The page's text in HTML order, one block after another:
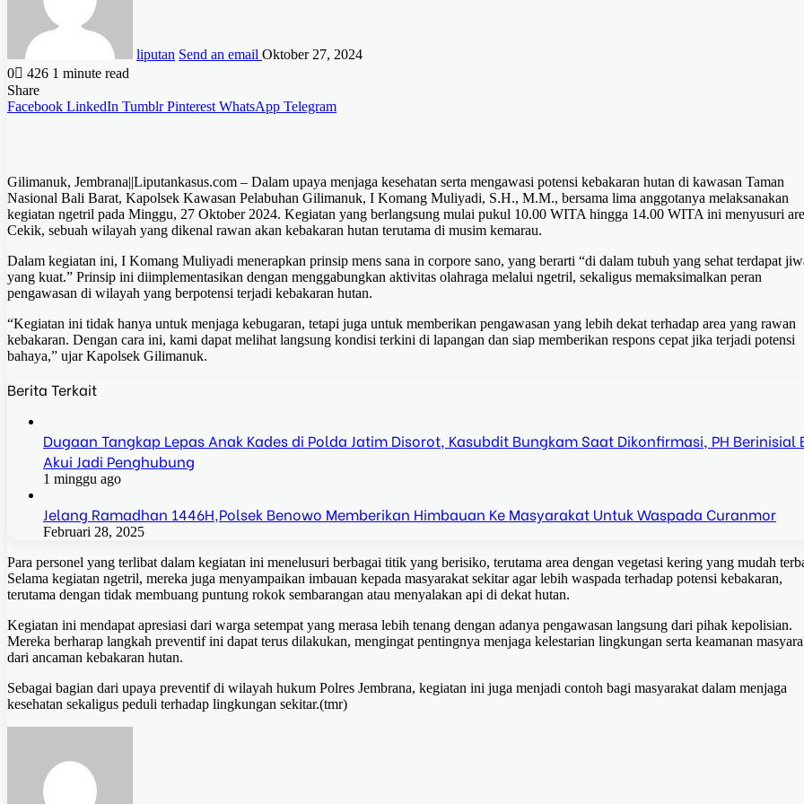
liputan Send an email Oktober 27, 2024
0
426 1 minute read
Share
Facebook LinkedIn Tumblr Pinterest WhatsApp Telegram
Gilimanuk, Jembrana||Liputankasus.com – Dalam upaya menjaga kesehatan serta mengawasi potensi kebakaran hutan di kawasan Taman
Nasional Bali Barat, Kapolsek Kawasan Pelabuhan Gilimanuk, I Komang Muliyadi, S.H., M.M., bersama lima anggotanya melaksanakan
kegiatan ngetril pada Minggu, 27 Oktober 2024. Kegiatan yang berlangsung mulai pukul 10.00 WITA hingga 14.00 WITA ini menyusuri
Cekik, sebuah wilayah yang dikenal rawan akan kebakaran hutan terutama di musim kemarau.
Dalam kegiatan ini, I Komang Muliyadi menerapkan prinsip mens sana in corpore sano, yang berarti “di dalam tubuh yang sehat terdapat
yang kuat.” Prinsip ini diimplementasikan dengan menggabungkan aktivitas olahraga melalui ngetril, sekaligus memaksimalkan peran
pengawasan di wilayah yang berpotensi terjadi kebakaran hutan.
“Kegiatan ini tidak hanya untuk menjaga kebugaran, tetapi juga untuk memberikan pengawasan yang lebih dekat terhadap area yang rawan
kebakaran. Dengan cara ini, kami dapat melihat langsung kondisi terkini di lapangan dan siap memberikan respons cepat jika terjadi potensi
bahaya,” ujar Kapolsek Gilimanuk.
Berita Terkait
Dugaan Tangkap Lepas Anak Kades di Polda Jatim Disorot, Kasubdit Bungkam Saat Dikonfirmasi, PH Berinisial
Akui Jadi Penghubung
1 minggu ago
Jelang Ramadhan 1446H,Polsek Benowo Memberikan Himbauan Ke Masyarakat Untuk Waspada Curanmor
Februari 28, 2025
Para personel yang terlibat dalam kegiatan ini menelusuri berbagai titik yang berisiko, terutama area dengan vegetasi kering yang mudah
Selama kegiatan ngetril, mereka juga menyampaikan imbauan kepada masyarakat sekitar agar lebih waspada terhadap potensi kebakaran,
terutama dengan tidak membuang puntung rokok sembarangan atau menyalakan api di dekat hutan.
Kegiatan ini mendapat apresiasi dari warga setempat yang merasa lebih tenang dengan adanya pengawasan langsung dari pihak kepolisian.
Mereka berharap langkah preventif ini dapat terus dilakukan, mengingat pentingnya menjaga kelestarian lingkungan serta keamanan
dari ancaman kebakaran hutan.
Sebagai bagian dari upaya preventif di wilayah hukum Polres Jembrana, kegiatan ini juga menjadi contoh bagi masyarakat dalam menjaga
kesehatan sekaligus peduli terhadap lingkungan sekitar.(tmr)